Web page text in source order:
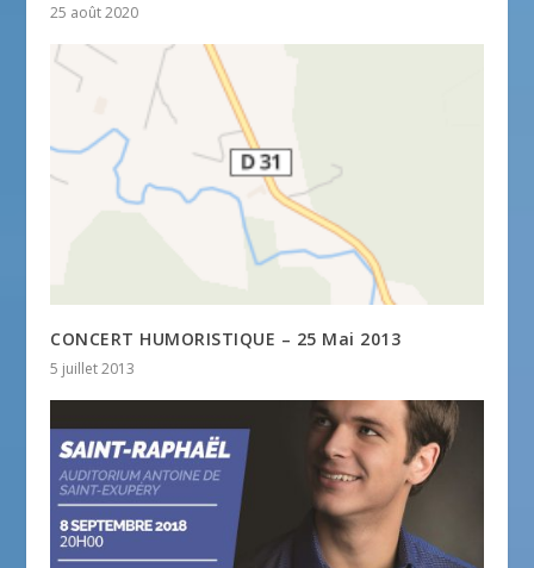
25 août 2020
CONCERT HUMORISTIQUE – 25 Mai 2013
5 juillet 2013